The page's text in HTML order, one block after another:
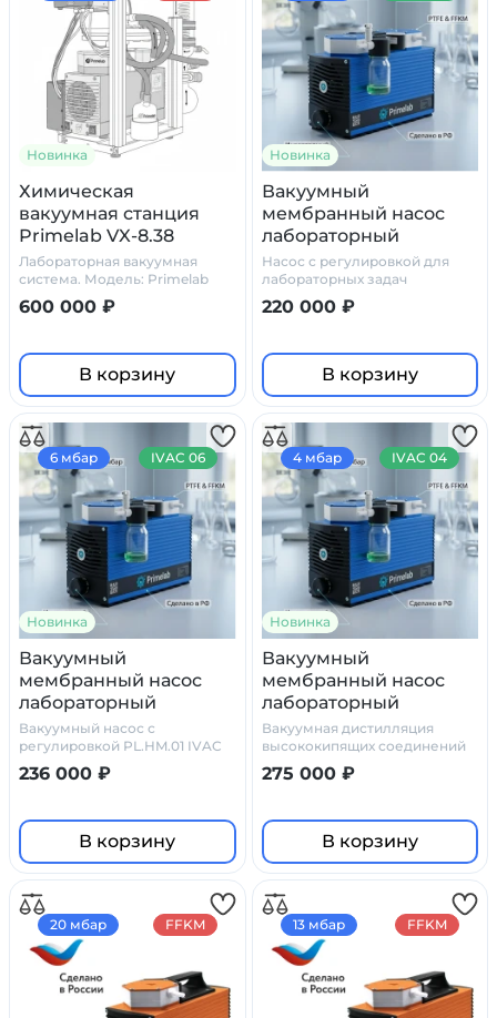
Новинка
Химическая
вакуумная станция
Primelab VX-8.38
Лабораторная вакуумная
система. Модель: Primelab
VX-8.38.
600 000 ₽
В корзину
Новинка
Вакуумный
мембранный насос
лабораторный
PL.HM.01 IVAC 08
(регулируемый, 8
мбар, PTFE)
Насос с регулировкой для
лабораторных задач
220 000 ₽
В корзину
Новинка
Вакуумный
мембранный насос
лабораторный
PL.HM.01 IVAC 06
(регулируемый, 6
мбар, PTFE)
Вакуумный насос с
регулировкой PL.HM.01 IVAC
06
236 000 ₽
В корзину
6 мбар IVAC 06
Новинка
Вакуумный
мембранный насос
лабораторный
PL.HM.01 IVAC 04
(инверторный, 4 мбар,
PTFE)
Вакуумная дистилляция
высококипящих соединений
275 000 ₽
В корзину
4 мбар IVAC 04
20 мбар FFKM 13 мбар FFKM